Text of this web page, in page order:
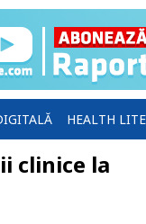
HEALTH
clinice la